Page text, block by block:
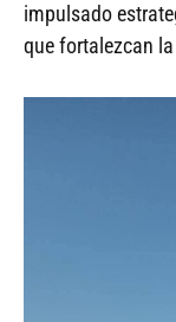
impulsado
que fortalezcan